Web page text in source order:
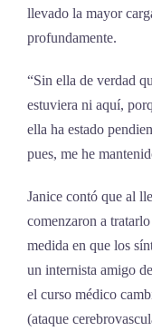
llevado la mayor
profundamente.
“Sin ella de verdad
estuviera ni aquí,
ella ha estado
pues, me he
Janice contó que al
comenzaron a
medida en que los
un internista amigo
el curso médico
(ataque